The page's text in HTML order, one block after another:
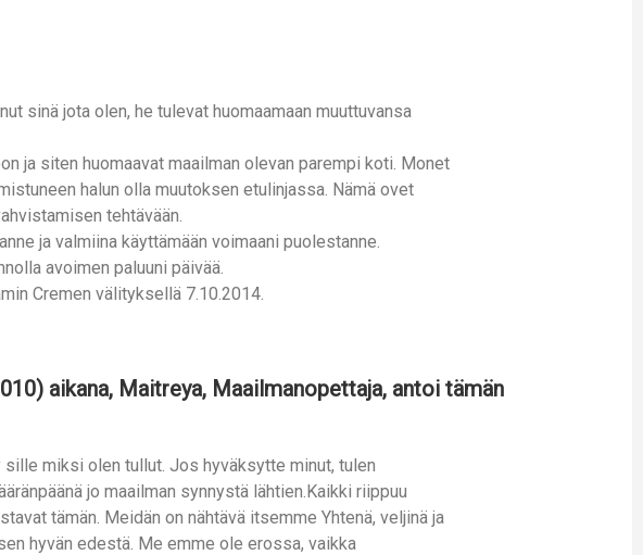
sinä jota olen, he tulevat huomaamaan muuttuvansa
ja siten huomaavat maailman olevan parempi koti. Monet
halun olla muutoksen etulinjassa. Nämä ovet
tehtävään.
ja valmiina käyttämään voimaani puolestanne.
avoimen paluuni päivää.
Cremen välityksellä 7.10.2014.
aikana, Maitreya, Maailmanopettaja, antoi tämän
miksi olen tullut. Jos hyväksytte minut, tulen
jo maailman synnystä lähtien.Kaikki riippuu
tämän. Meidän on nähtävä itsemme Yhtenä, veljinä ja
hyvän edestä. Me emme ole erossa, vaikka